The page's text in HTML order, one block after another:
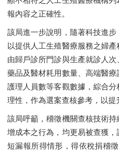
報內容之正確性。
該局進一步說明，隨著科技進步
以提供人工生殖醫療服務之婦
由歸戶診所門診與生產就診人次
藥品及醫材耗用數量、高端醫
護理人員數等客觀數據，綜合
理性，作為選案查核參考，以提
該局呼籲，稽徵機關查核技術
增成本之行為，均更易被查獲
短漏報所得情形，得依稅捐稽